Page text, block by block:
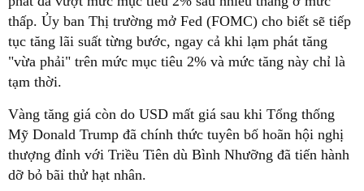
thấp. Ủy ban Thị trường mở Fed (FOMC) cho biết sẽ tiếp
tục tăng lãi suất từng bước, ngay cả khi lạm phát tăng
"vừa phải" trên mức mục tiêu 2% và mức tăng này chỉ là
tạm thời.
Vàng tăng giá còn do USD mất giá sau khi Tổng thống
Mỹ Donald Trump đã chính thức tuyên bố hoãn hội nghị
thượng đỉnh với Triều Tiên dù Bình Nhưỡng đã tiến hành
dỡ bỏ bãi thử hạt nhân.